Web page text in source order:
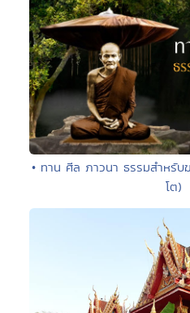
• ทาน ศีล ภาวนา ธรรมสำหรั
โต)